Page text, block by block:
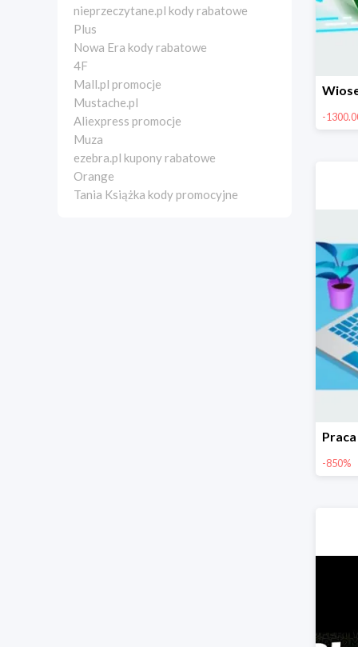
nieprzeczytane.pl kody rabatowe
Plus
Nowa Era kody rabatowe
4F
Mall.pl promocje
Mustache.pl
Aliexpress promocje
Muza
ezebra.pl kupony rabatowe
Orange
Tania Książka kody promocyjne
-
-850%